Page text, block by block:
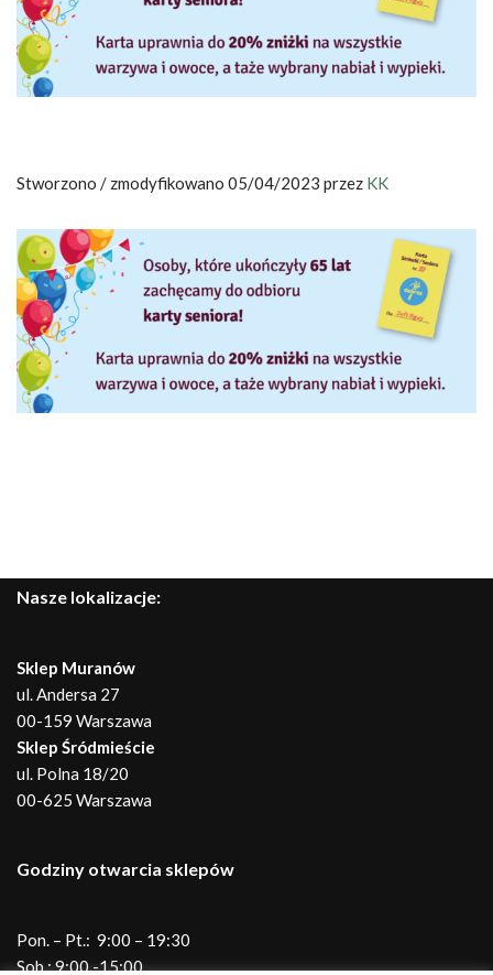
Stworzono / zmodyfikowano 05/04/2023 przez KK
Nasze lokalizacje:
Sklep Muranów
ul. Andersa 27
00-159 Warszawa
Sklep Śródmieście
ul. Polna 18/20
00-625 Warszawa
Godziny otwarcia sklepów
Pon. – Pt.: 9:00 – 19:30
Sob.: 9:00 -15:00